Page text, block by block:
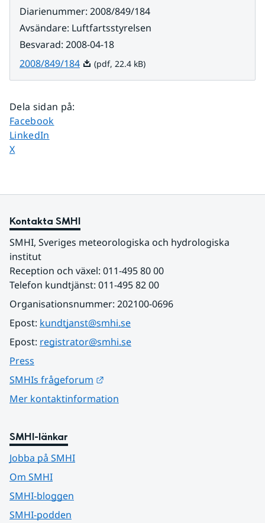
Diarienummer: 2008/849/184
Avsändare: Luftfartsstyrelsen
Besvarad: 2008-04-18
2008/849/184Pdf, 22.4 kB.
(pdf, 22.4 kB)
Dela sidan på:
Dela sidan på
Facebook
Dela sidan på
LinkedIn
Dela sidan på
X
Kontakta SMHI
SMHI, Sveriges meteorologiska och hydrologiska
institut
Reception och växel: 011-495 80 00
Telefon kundtjänst: 011-495 82 00
Organisationsnummer: 202100-0696
Epost: kundtjanst@smhi.se
Epost: registrator@smhi.se
Press
SMHIs frågeforum
Mer kontaktinformation
SMHI-länkar
Jobba på SMHI
Om SMHI
SMHI-bloggen
SMHI-podden